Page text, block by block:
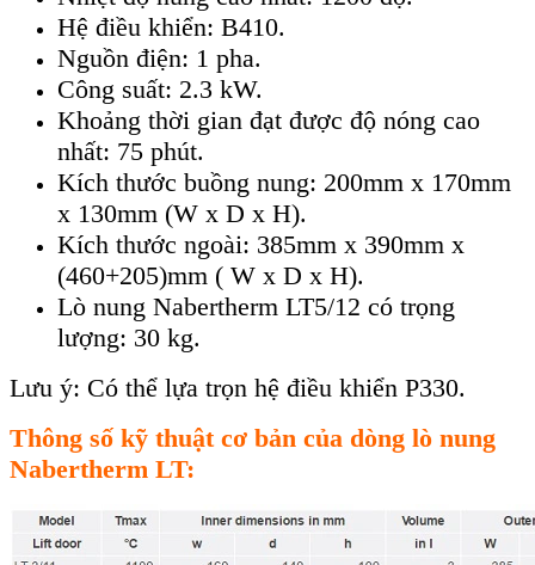
Hệ điều khiển: B410.
Nguồn điện: 1 pha.
Công suất: 2.3 kW.
Khoảng thời gian đạt được độ nóng cao
nhất: 75 phút.
Kích thước buồng nung: 200mm x 170mm
x 130mm (W x D x H).
Kích thước ngoài: 385mm x 390mm x
(460+205)mm ( W x D x H).
Lò nung Nabertherm LT5/12 có trọng
lượng: 30 kg.
Lưu ý: Có thể lựa trọn hệ điều khiển P330.
Thông số kỹ thuật cơ bản của dòng lò nung
Nabertherm LT: